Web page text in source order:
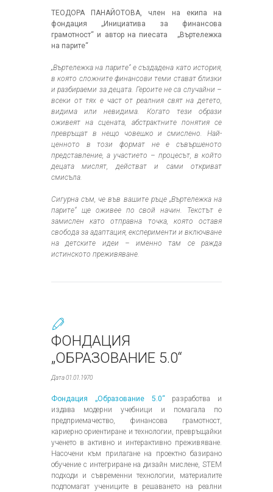
ТЕОДОРА ПАНАЙОТОВА, член на екипа на
фондация „Инициатива за финансова
грамотност“ и автор на пиесата „Въртележка
на парите“
„Въртележка на парите“ е създадена като история,
в която сложните финансови теми стават близки
и разбираеми за децата. Героите не са случайни –
всеки от тях е част от реалния свят на детето,
видима или невидима. Когато тези образи
оживеят на сцената, абстрактните понятия се
превръщат в нещо човешко и смислено. Най-
ценното в този формат не е съвършеното
представление, а участието – процесът, в който
децата мислят, действат и сами откриват
смисъла.
Сигурна съм, че във вашите ръце „Въртележка на
парите“ ще оживее по свой начин.
Текстът е
замислен като отправна точка, която оставя
свобода за адаптация, експерименти и включване
на детските идеи – именно там се ражда
истинското преживяване.
ФОНДАЦИЯ
„ОБРАЗОВАНИЕ 5.0“
Дата 01.01.1970
Фондация „Образование 5.0“ разработва и
издава модерни учебници и помагала по
предприемачество, финансова грамотност,
кариерно ориентиране и технологии, превръщайки
ученето в активно и интерактивно преживяване.
Насочени към прилагане на проектно базирано
обучение с интегриране на дизайн мислене, STEM
подходи и съвременни технологии, материалите
подпомагат учениците в решаването на реални